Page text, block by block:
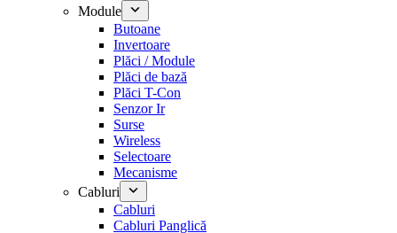
Module
Butoane
Invertoare
Plăci / Module
Plăci de bază
Plăci T-Con
Senzor Ir
Surse
Wireless
Selectoare
Mecanisme
Cabluri
Cabluri
Cabluri Panglică